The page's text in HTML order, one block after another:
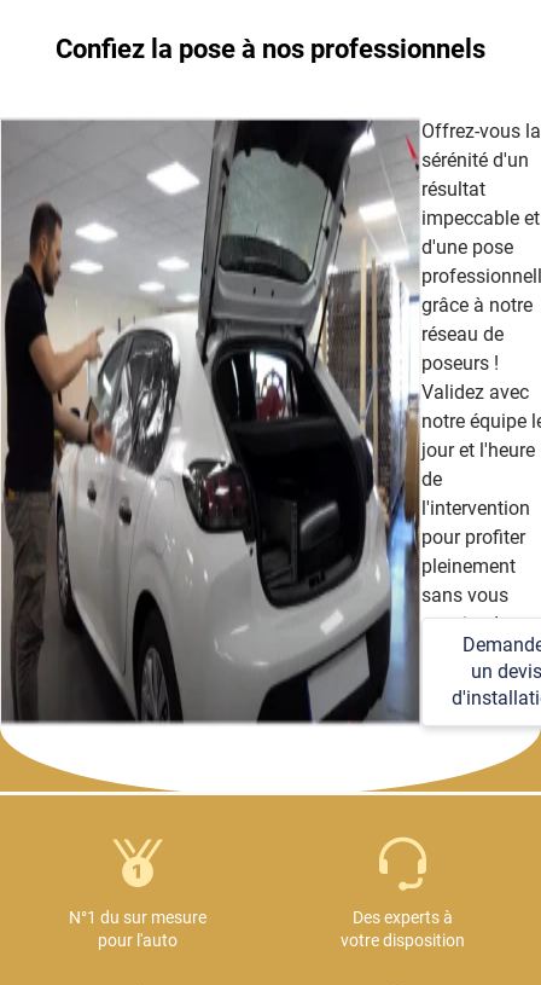
Confiez la pose à nos professionnels
Offrez-vous la
sérénité d'un
résultat
impeccable et
d'une pose
grâce à notre
réseau de
poseurs !
Validez avec
notre équipe
jour et l'heure
de
l'intervention
pour profiter
pleinement
sans vous
soucier des
détails
techniques et
logistiques.
un devis
N°1 du sur mesure
pour l'auto
Des experts à
votre disposition